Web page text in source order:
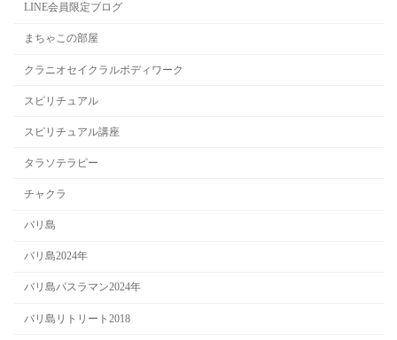
LINE会員限定ブログ
まちゃこの部屋
クラニオセイクラルボディワーク
スピリチュアル
スピリチュアル講座
タラソテラピー
チャクラ
バリ島
バリ島2024年
バリ島パスラマン2024年
バリ島リトリート2018